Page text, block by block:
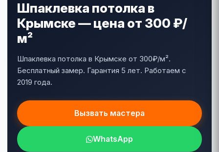
Шпаклевка потолка в
Крымске — цена от 300 ₽/
м²
Шпаклевка потолка в Крымске от 300₽/м².
Бесплатный замер. Гарантия 5 лет. Работаем с
2019 года.
Вызвать мастера
WhatsApp